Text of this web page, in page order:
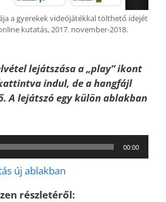
a gyerekek videójátékkal tölthető idejét
kutatás, 2017. november-2018.
lejátszása a „play” ikont
indul, de a hangfájl
A lejátszó egy külön ablakban
00:00
új ablakban
részletéről: